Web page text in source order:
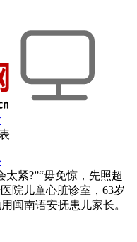
紧?”“毋免惊，先照超
院儿童心脏诊室，63岁
闽南语安抚患儿家长。